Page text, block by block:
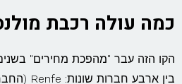
כמה עולה רכבת
הקו הזה עבר "מהפכת מחירים"